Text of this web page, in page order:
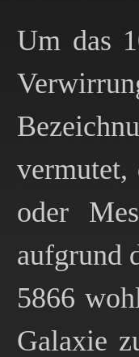
Um das
vermutet,
oder
aufgrund
5866
Galaxie